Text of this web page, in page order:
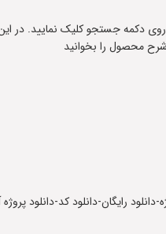
روی دکمه جستجو کلیک نمایید. در
محصول را بخوانید